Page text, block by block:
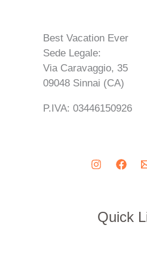
Best Vacation Ever
Sede Legale:
Via Caravaggio, 35
09048 Sinnai (CA)
P.IVA: 03446150926
Quick